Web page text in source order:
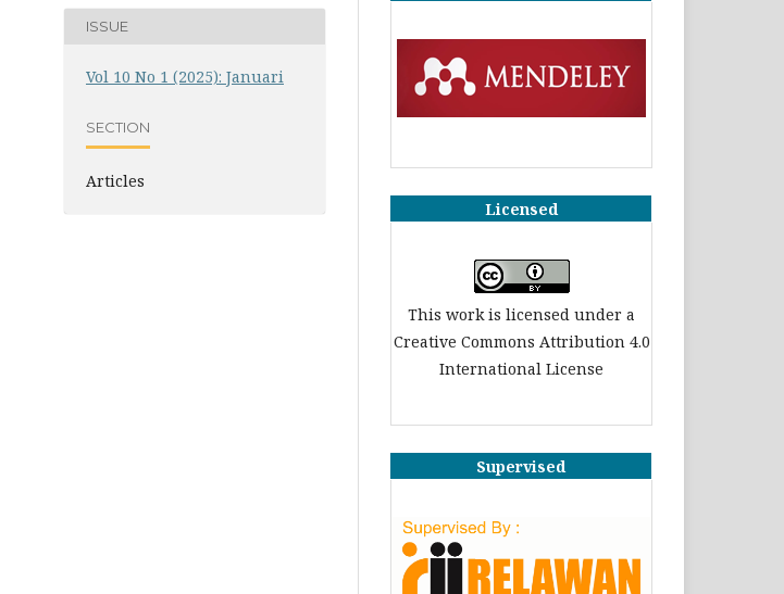
ISSUE
Vol 10 No 1 (2025): Januari
SECTION
Articles
Licensed
This work is licensed under a
Creative Commons Attribution 4.0
International License
Supervised